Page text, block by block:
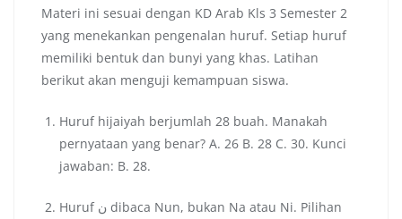
Materi ini sesuai dengan KD Arab Kls 3 Semester 2
yang menekankan pengenalan huruf. Setiap huruf
memiliki bentuk dan bunyi yang khas. Latihan
berikut akan menguji kemampuan siswa.
Huruf hijaiyah berjumlah 28 buah. Manakah
pernyataan yang benar? A. 26 B. 28 C. 30. Kunci
jawaban: B. 28.
Huruf ن dibaca Nun, bukan Na atau Ni. Pilihan